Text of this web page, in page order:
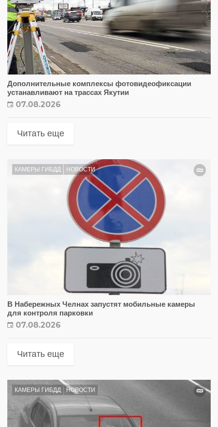
Дополнительные комплексы фотовидеофиксации
устанавливают на трассах Якутии
07.08.2026
Читать еще
КАМЕРЫ ГИБДД НОВОСТИ
В Набережных Челнах запустят мобильные камеры
для контроля парковки
07.08.2026
Читать еще
КАМЕРЫ ГИБДД НОВОСТИ